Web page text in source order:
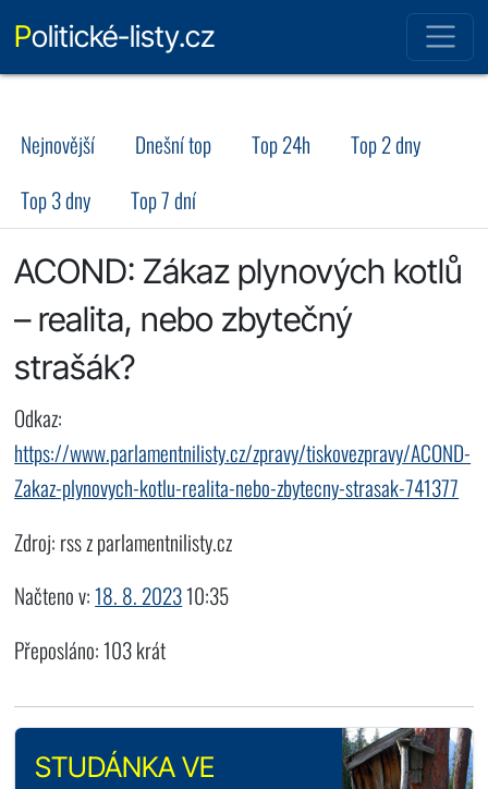
Politické-listy.cz
Nejnovější Dnešní top Top 24h
Top 2 dny
Top 3 dny
Top 7 dní
ACOND: Zákaz plynových kotlů
– realita, nebo zbytečný
strašák?
Odkaz:
https://www.parlamentnilisty.cz/zpravy/tiskovezpravy/ACOND-
Zakaz-plynovych-kotlu-realita-nebo-zbytecny-strasak-741377
Zdroj: rss z parlamentnilisty.cz
Načteno v:18. 8. 202310:35
Přeposláno: 103 krát
STUDÁNKA VE